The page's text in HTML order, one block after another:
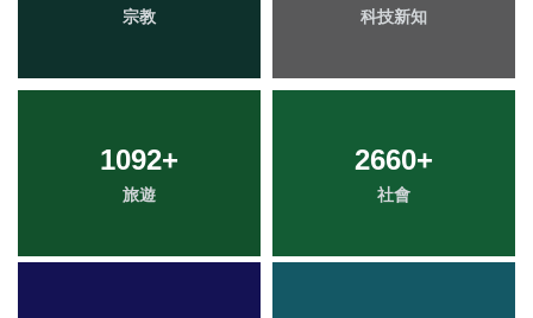
宗教 科技新知
1092+
旅遊
2660+
社會